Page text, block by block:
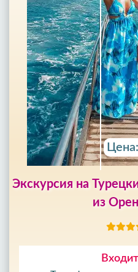
Цена:
Экскурсия на
из